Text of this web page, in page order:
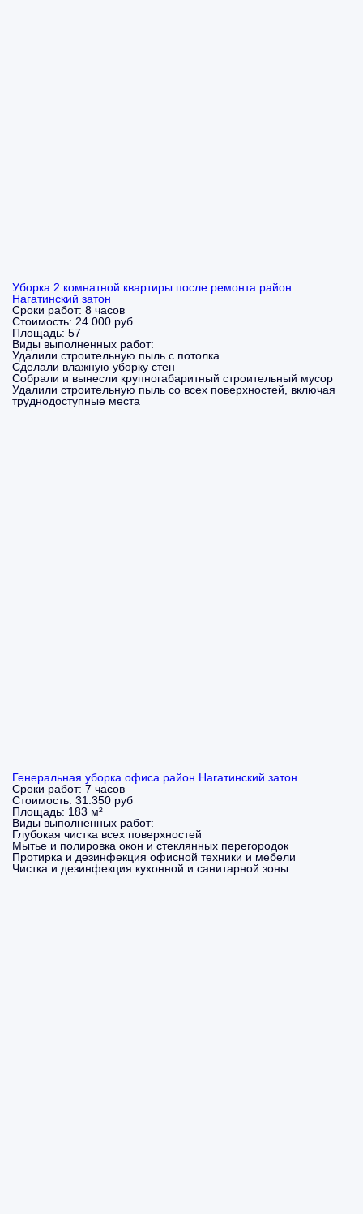
Уборка 2 комнатной квартиры после ремонта район
Нагатинский затон
Сроки работ: 8 часов
Стоимость: 24.000 руб
Площадь: 57
Виды выполненных работ:
Удалили строительную пыль с потолка
Сделали влажную уборку стен
Собрали и вынесли крупногабаритный строительный мусор
Удалили строительную пыль со всех поверхностей, включая
труднодоступные места
Генеральная уборка офиса район Нагатинский затон
Сроки работ: 7 часов
Стоимость: 31.350 руб
Площадь: 183 м²
Виды выполненных работ:
Глубокая чистка всех поверхностей
Мытье и полировка окон и стеклянных перегородок
Протирка и дезинфекция офисной техники и мебели
Чистка и дезинфекция кухонной и санитарной зоны